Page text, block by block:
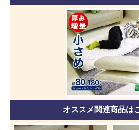
オススメ関連商品は